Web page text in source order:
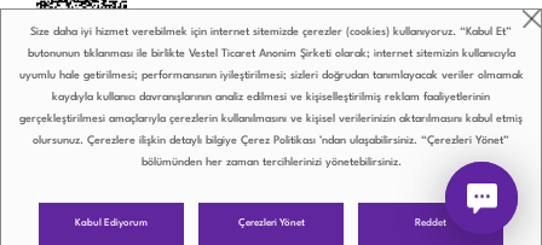
Size daha iyi hizmet verebilmek için internet sitemizde çerezler (cookies) kullanıyoruz. “Kabul Et”
butonunun tıklanması ile birlikte Vestel Ticaret Anonim Şirketi olarak; internet sitemizin kullanıcıyla
uyumlu hale getirilmesi; performansının iyileştirilmesi; sizleri doğrudan tanımlayacak veriler olmamak
kaydıyla kullanıcı davranışlarının analiz edilmesi ve kişiselleştirilmiş reklam faaliyetlerinin
gerçekleştirilmesi amaçlarıyla çerezlerin kullanılmasını ve kişisel verilerinizin aktarılmasını kabul etmiş
olursunuz. Çerezlere ilişkin detaylı bilgiye Çerez Politikası ’ndan ulaşabilirsiniz. “Çerezleri Yönet”
bölümünden her zaman tercihlerinizi yönetebilirsiniz.
Çerezleri Yönet
0850 222 4 789